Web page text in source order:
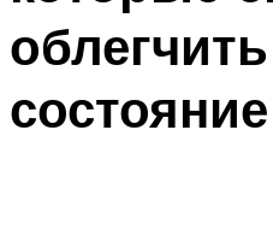
облегчить